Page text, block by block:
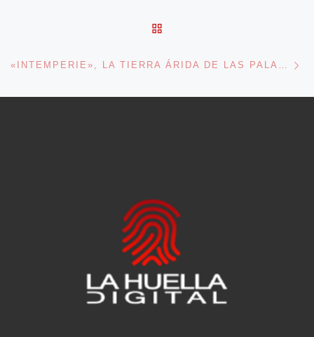
«INTEMPERIE», LA TIERRA ÁRIDA DE LAS PALABRAS